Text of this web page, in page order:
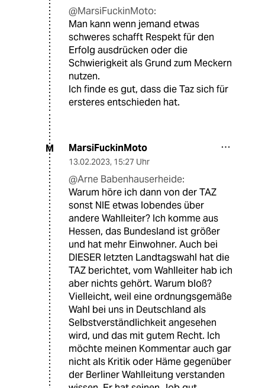
@MarsiFuckinMoto:
Man kann wenn jemand etwas
schweres schafft Respekt für den
Erfolg ausdrücken oder die
Schwierigkeit als Grund zum Meckern
nutzen.
Ich finde es gut, dass die Taz sich für
ersteres entschieden hat.
M MarsiFuckinMoto
13.02.2023, 15:27 Uhr
@Arne Babenhauserheide:
Warum höre ich dann von der TAZ
sonst NIE etwas lobendes über
andere Wahlleiter? Ich komme aus
Hessen, das Bundesland ist größer
und hat mehr Einwohner. Auch bei
DIESER letzten Landtagswahl hat die
TAZ berichtet, vom Wahlleiter hab ich
aber nichts gehört. Warum bloß?
Vielleicht, weil eine ordnungsgemäße
Wahl bei uns in Deutschland als
Selbstverständlichkeit angesehen
wird, und das mit gutem Recht. Ich
möchte meinen Kommentar auch gar
nicht als Kritik oder Häme gegenüber
der Berliner Wahlleitung verstanden